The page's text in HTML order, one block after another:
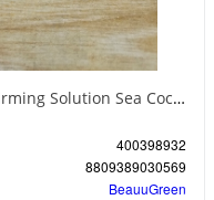
BeauuGreen Hydrogel Eye Patch Firming Solution Sea Cocumber & Black Гидрогелевые патчи для кожи вокруг глаз с экстрактом черного морского огурца 60 шт 90 гр
400398932
8809389030569
BeauuGreen